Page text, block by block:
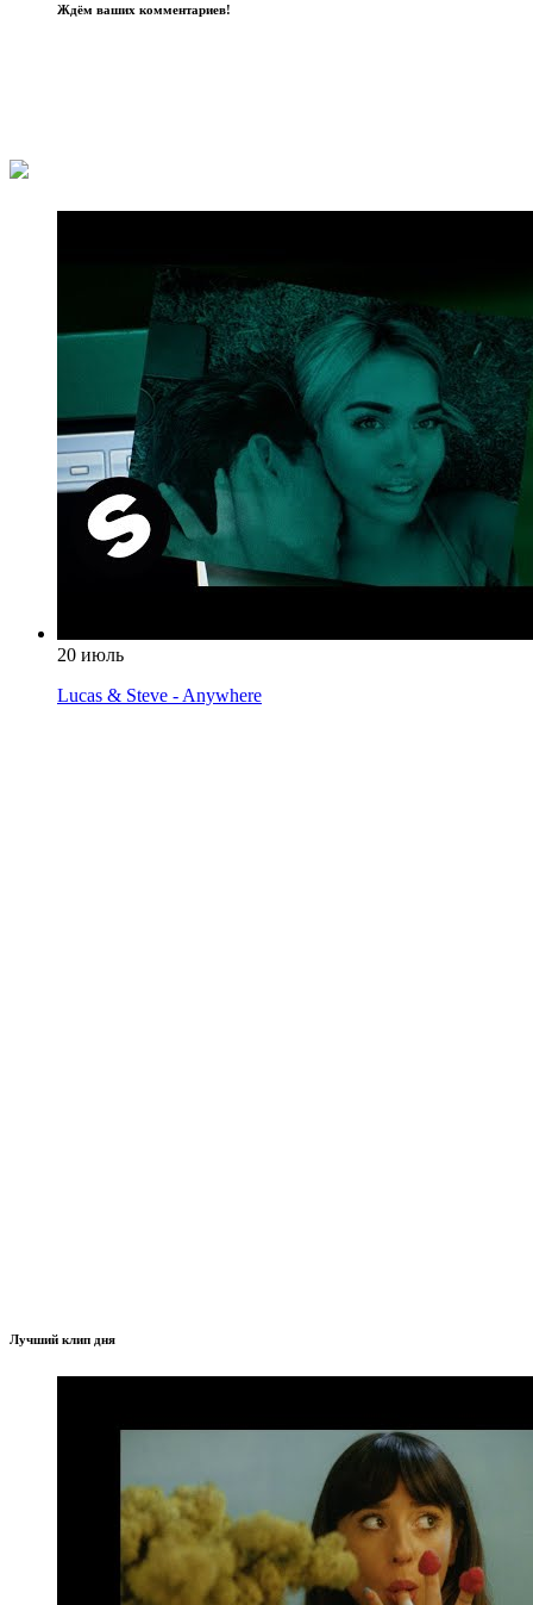
Ждём ваших комментариев!
20 июль
Lucas & Steve - Anywhere
Лучший клип дня